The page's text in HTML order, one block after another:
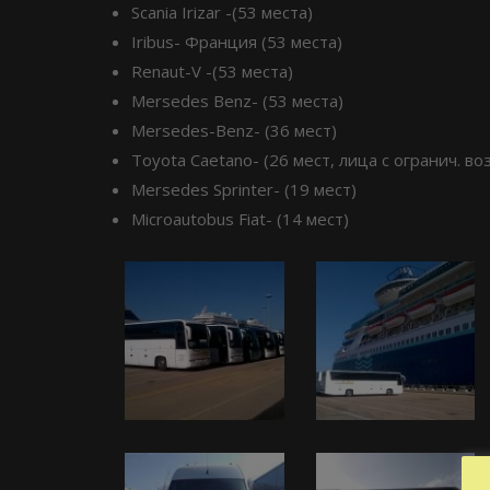
Scania Irizar -(53 места)
Iribus- Франция (53 места)
Renaut-V -(53 места)
Mersedes Benz- (53 места)
Mersedes-Benz- (36 мест)
Toyota Caetano- (26 мест, лица с огранич.
Mersedes Sprinter- (19 мест)
Microautobus Fiat- (14 мест)